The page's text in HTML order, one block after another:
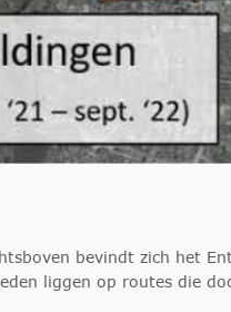
bevindt zich het
liggen op routes die